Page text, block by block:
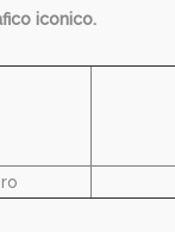
iconico.